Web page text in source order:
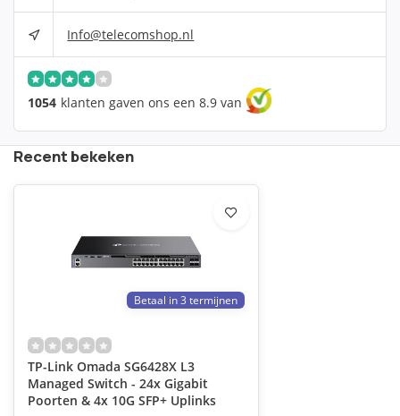
Info@telecomshop.nl
1054 klanten gaven ons een 8.9 van
Recent bekeken
Betaal in 3 termijnen
TP-Link Omada SG6428X L3
Managed Switch - 24x Gigabit
Poorten & 4x 10G SFP+ Uplinks